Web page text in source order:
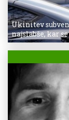
Ukinitev
najslabše, kar